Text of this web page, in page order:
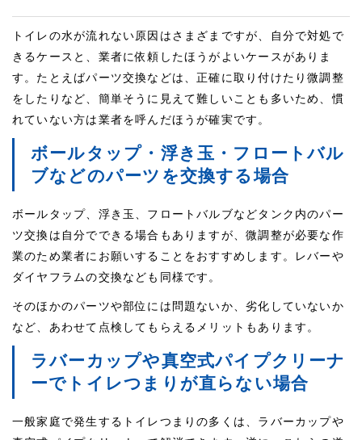
トイレの水が流れない原因はさまざまですが、自分で対処で
きるケースと、業者に依頼したほうがよいケースがありま
す。たとえばパーツ交換などは、正確に取り付けたり微調整
をしたりなど、簡単そうに見えて難しいことも多いため、慣
れていない方は業者を呼んだほうが確実です。
ボールタップ・浮き玉・フロートバル
ブなどのパーツを交換する場合
ボールタップ、浮き玉、フロートバルブなどタンク内のパー
ツ交換は自分でできる場合もありますが、微調整が必要な作
業のため業者にお願いすることをおすすめします。レバーや
ダイヤフラムの交換なども同様です。
そのほかのパーツや部位には問題ないか、劣化していないか
など、あわせて点検してもらえるメリットもあります。
ラバーカップや真空式パイプクリーナ
ーでトイレつまりが直らない場合
一般家庭で発生するトイレつまりの多くは、ラバーカップや